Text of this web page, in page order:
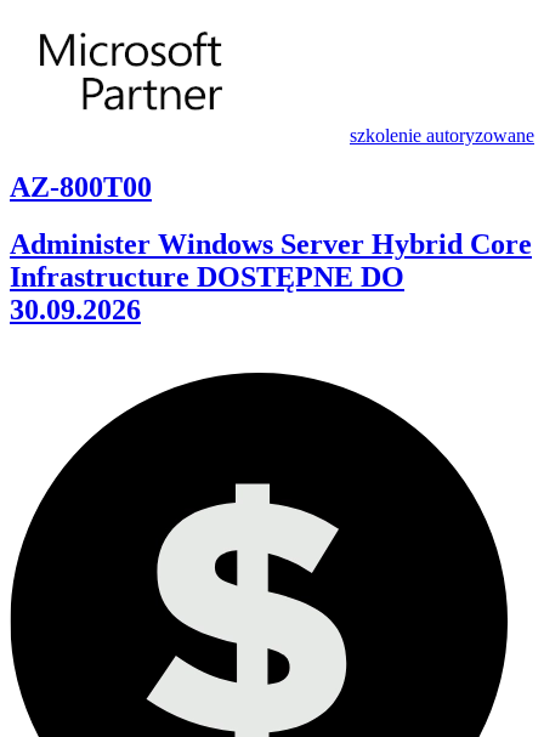
szkolenie autoryzowane
AZ-800T00
Administer Windows Server Hybrid Core
Infrastructure DOSTĘPNE DO
30.09.2026